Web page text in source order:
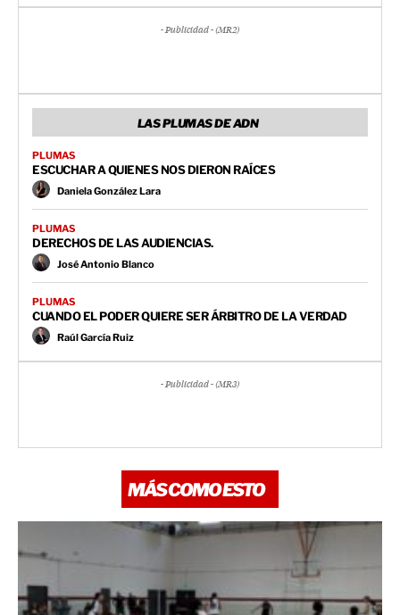
- Publicidad - (MR2)
LAS PLUMAS DE ADN
PLUMAS
ESCUCHAR A QUIENES NOS DIERON RAÍCES
Daniela González Lara
PLUMAS
DERECHOS DE LAS AUDIENCIAS.
José Antonio Blanco
PLUMAS
CUANDO EL PODER QUIERE SER ÁRBITRO DE LA VERDAD
Raúl García Ruiz
- Publicidad - (MR3)
MÁS COMO ESTO